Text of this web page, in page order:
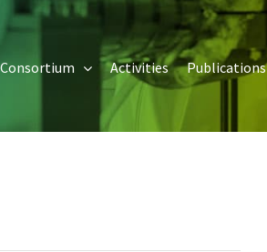
Consortium Activities Publications